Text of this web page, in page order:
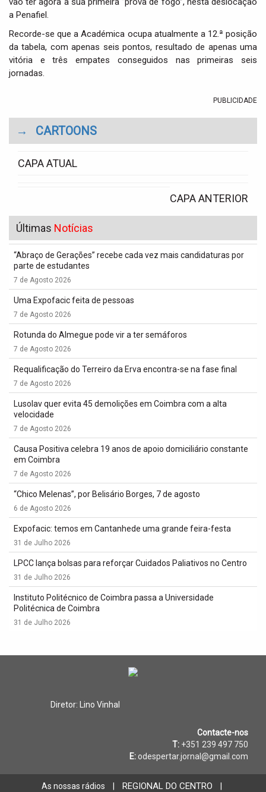
a Penafiel.
Recorde-se que a Académica ocupa atualmente a 12.ª posição
da tabela, com apenas seis pontos, resultado de apenas uma
vitória e três empates conseguidos nas primeiras seis
jornadas.
PUBLICIDADE
→ CARTOONS
CAPA ATUAL
CAPA ANTERIOR
Últimas Notícias
“Abraço de Gerações” recebe cada vez mais candidaturas por
parte de estudantes
7 de Agosto 2026
Uma Expofacic feita de pessoas
7 de Agosto 2026
Rotunda do Almegue pode vir a ter semáforos
7 de Agosto 2026
Requalificação do Terreiro da Erva encontra-se na fase final
7 de Agosto 2026
Lusolav quer evita 45 demolições em Coimbra com a alta
velocidade
7 de Agosto 2026
Causa Positiva celebra 19 anos de apoio domiciliário constante
em Coimbra
7 de Agosto 2026
“Chico Melenas”, por Belisário Borges, 7 de agosto
6 de Agosto 2026
Expofacic: temos em Cantanhede uma grande feira-festa
31 de Julho 2026
LPCC lança bolsas para reforçar Cuidados Paliativos no Centro
31 de Julho 2026
Instituto Politécnico de Coimbra passa a Universidade
Politécnica de Coimbra
31 de Julho 2026
Diretor: Lino Vinhal
Contacte-nos
T: +351 239 497 750
E: odespertar.jornal@gmail.com
As nossas rádios REGIONAL DO CENTRO